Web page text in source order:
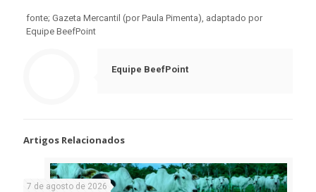
fonte; Gazeta Mercantil (por Paula Pimenta), adaptado por
Equipe BeefPoint
Equipe BeefPoint
Artigos Relacionados
7 de agosto de 2026